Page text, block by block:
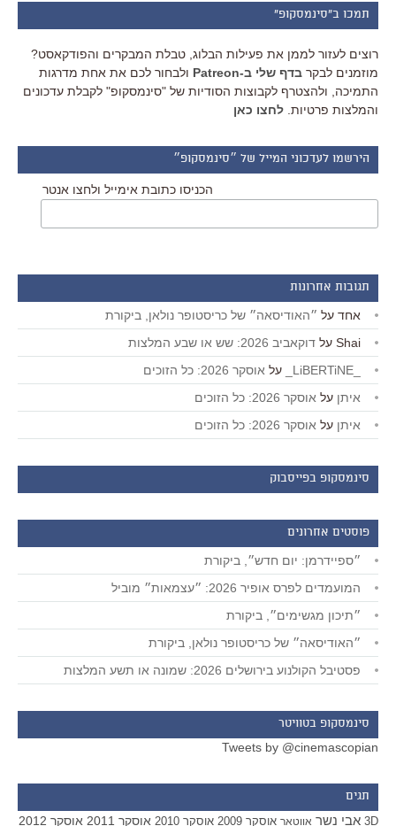
תמכו ב"סינמסקופ"
רוצים לעזור לממן את פעילות הבלוג, טבלת המבקרים והפודקאסט?
מוזמנים לבקר בדף שלי ב-Patreon
ולבחור לכם את אחת מדרגות
התמיכה, ולהצטרף לקבוצות הסודיות של "סינמסקופ" לקבלת עדכונים
והמלצות פרטיות. לחצו כאן
הירשמו לעדכוני המייל של ״סינמסקופ״
הכניסו כתובת אימייל ולחצו אנטר
תגובות אחרונות
אחד על ״האודיסאה״ של כריסטופר נולאן, ביקורת
Shai על דוקאביב 2026: שש או שבע המלצות
על אוסקר 2026: כל הזוכים
איתן על אוסקר 2026: כל הזוכים
איתן על אוסקר 2026: כל הזוכים
סינמסקופ בפייסבוק
פוסטים אחרונים
״ספיידרמן: יום חדש״, ביקורת
המועמדים לפרס אופיר 2026: ״עצמאות״ מוביל
״תיכון מגשימים״, ביקורת
״האודיסאה״ של כריסטופר נולאן, ביקורת
פסטיבל הקולנוע בירושלים 2026: שמונה או תשע המלצות
סינמסקופ בטוויטר
Tweets by @cinemascopian
תגים
3D אבי נשר אווטאר אוסקר 2009 אוסקר 2010 אוסקר 2011 אוסקר 2012